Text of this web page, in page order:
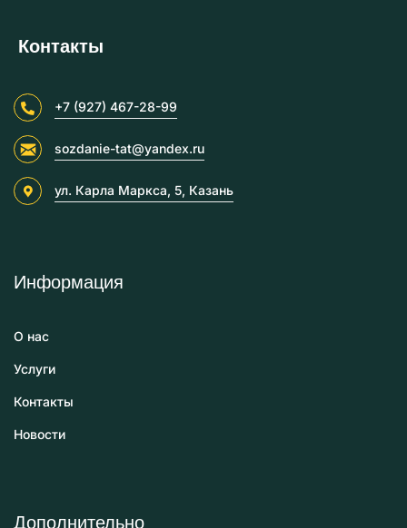
Контакты
+7 (927) 467-28-99
sozdanie-tat@yandex.ru
ул. Карла Маркса, 5, Казань
Информация
О нас
Услуги
Контакты
Новости
Дополнительно